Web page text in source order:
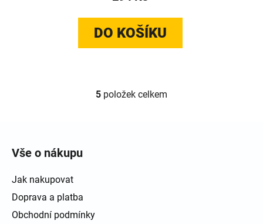
DO KOŠÍKU
Ovládací prvky výpisu
5 položek celkem
Vše o nákupu
Jak nakupovat
Doprava a platba
Obchodní podmínky